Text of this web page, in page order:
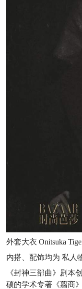
外套大衣 Onitsuka
内搭、配饰均为 私人
《封神三部曲》剧本
硕的学术专著《翦商